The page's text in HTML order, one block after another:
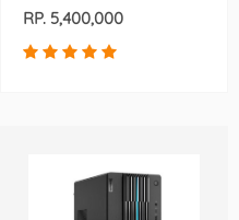
RP. 5,400,000